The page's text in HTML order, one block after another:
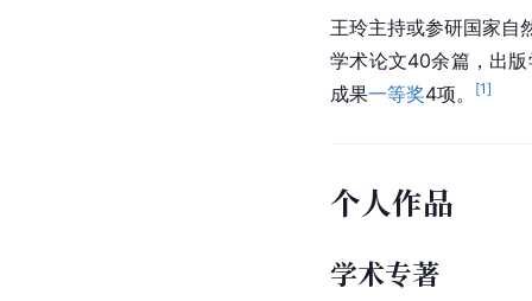
王玲主持或参研国家自
学术论文40余篇，出
成果一等奖4项。 [1]
个人作品
学术专著